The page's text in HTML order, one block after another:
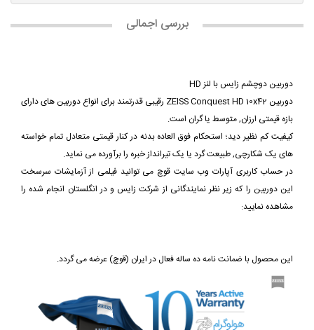
بررسی اجمالی
دوربین دوچشم زایس با لنز HD
دوربین ZEISS Conquest HD 10x42 رقیبی قدرتمند برای انواع دوربین های دارای
بازه قیمتی ارزان, متوسط یا گران است.
کیفیت کم نظیر دید؛ استحکام فوق العاده بدنه در کنار قیمتی متعادل تمام خواسته
های یک شکارچی, طبیعت گرد یا یک تیرانداز خبره را برآورده می نماید.
در حساب کاربری آپارات وب سایت قوچ می توانید فیلمی از آزمایشات سرسخت
این دوربین را که زیر نظر نمایندگانی از شرکت زایس و در انگلستان انجام شده را
مشاهده نمایید:
این محصول با ضمانت نامه ده ساله فعال در ایران (قوچ) عرضه می گردد.